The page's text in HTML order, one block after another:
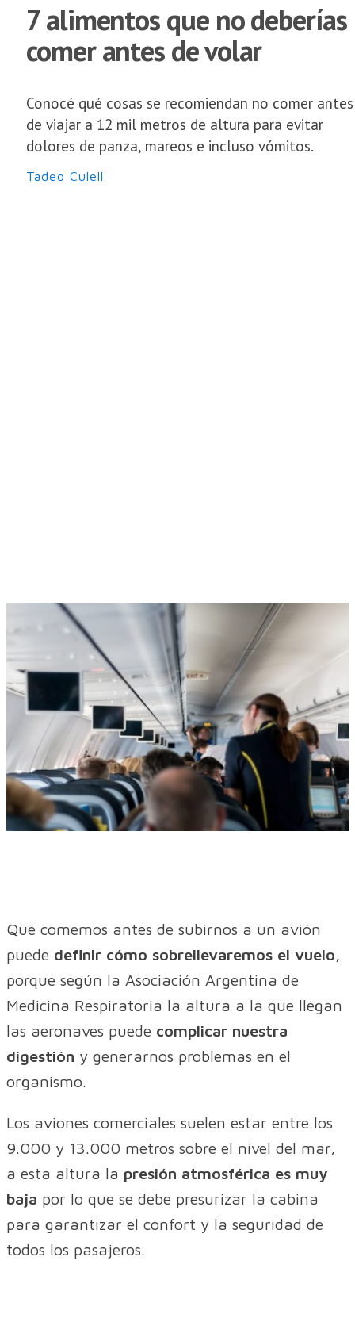
7 alimentos que no deberías
comer antes de volar
Conocé qué cosas se recomiendan no comer antes
de viajar a 12 mil metros de altura para evitar
dolores de panza, mareos e incluso vómitos.
Tadeo Culell
Qué comemos antes de subirnos a un avión
puede definir cómo sobrellevaremos el vuelo,
porque según la Asociación Argentina de
Medicina Respiratoria la altura a la que llegan
las aeronaves puede complicar nuestra
digestión y generarnos problemas en el
organismo.
Los aviones comerciales suelen estar entre los
9.000 y 13.000 metros sobre el nivel del mar,
a esta altura la presión atmosférica es muy
baja por lo que se debe presurizar la cabina
para garantizar el confort y la seguridad de
todos los pasajeros.